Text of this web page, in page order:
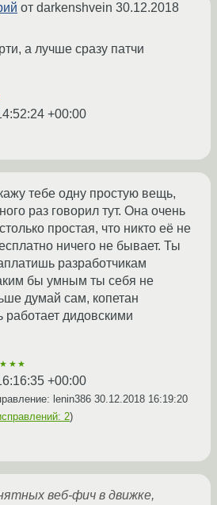
от darkenshvein 30.12.2018
а лучше сразу патчи
+00:00
тебе одну простую вещь,
раз говорил тут. Она очень
простая, что никто её не
ничего не бывает. Ты
разработчикам
бы умным ты себя не
думай сам, копетан
работает дидовскими
+00:00
lenin386 30.12.2018 16:19:20
2)
веб-фич в движке,